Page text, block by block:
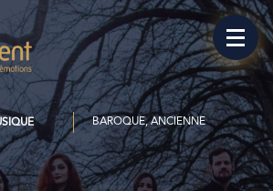
BAROQUE, ANCIENNE